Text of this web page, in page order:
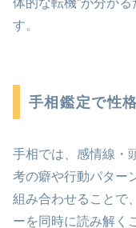
す。
手相鑑定で性
手相では、感情線・
考の癖や行動パター
組み合わせることで
ーを同時に読み解く